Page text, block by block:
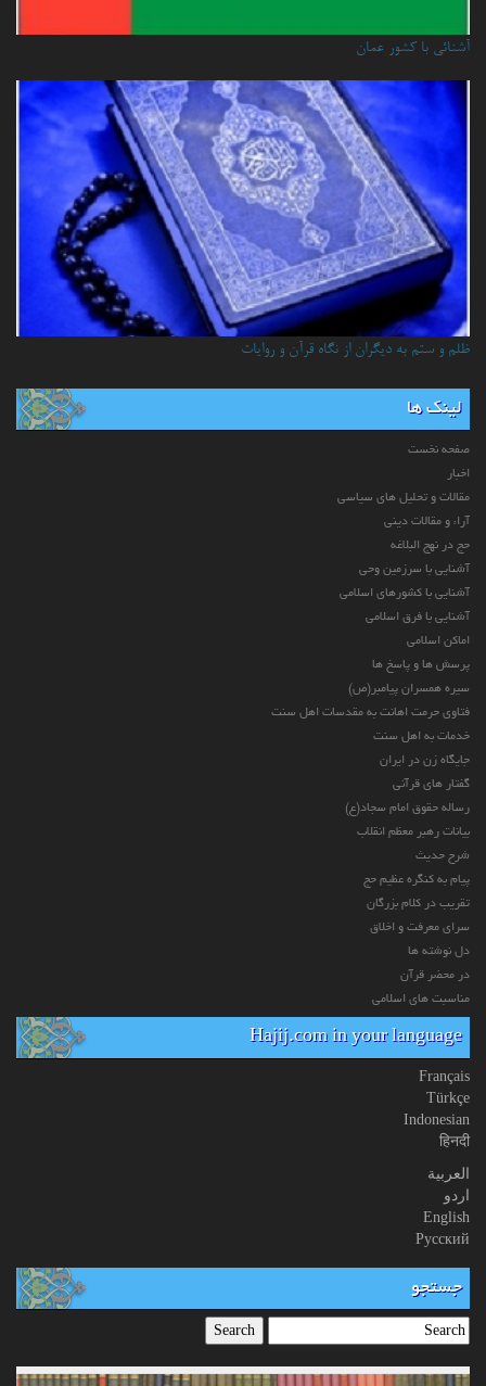
آشنائي با كشور عمان
ظلم و ستم به دیگران از نگاه قرآن و روایات
لینک ها
صفحه نخست
اخبار
مقالات و تحلیل های سیاسی
آراء و مقالات دینی
حج در نهج البلاغه
آشنایی با سرزمین وحی
آشنایی با کشورهای اسلامی
آشنایی با فرق اسلامی
اماکن اسلامی
پرسش ها و پاسخ ها
سیره همسران پیامبر(ص)
فتاوی حرمت اهانت به مقدسات اهل سنت
خدمات به اهل سنت
جایگاه زن در ایران
گفتار های قرآنی
رساله حقوق امام سجاد(ع)
بیانات رهبر معظم انقلاب
شرح حدیث
پیام به کنگره عظیم حج
تقریب در کلام بزرگان
سرای معرفت و اخلاق
دل نوشته ها
در محضر قرآن
مناسبت های اسلامی
Hajij.com in your language
Français
Türkçe
Indonesian
हिनदी
العربیة
اردو
English
Русский
جستجو